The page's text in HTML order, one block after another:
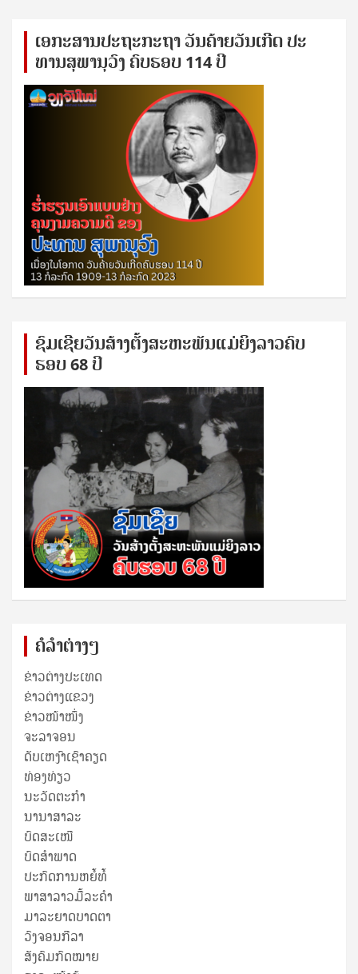
ເອ​ກະ​ສານ​ປະ​ຖະ​ກະ​ຖ​າ ວັນ​ຄ້າຍ​ວັນ​ເກີດ ປ​ະ​
ທານ​ສຸ​ພາ​ນຸ​ວົງ ຄົບ​ຮອບ 114 ປີ
ຊົ​ມ​ເຊີຍ​ວັນ​ສ້າງ​ຕັ້ງ​ສະ​ຫະ​ພັນ​ແມ່​ຍິງ​​ລາວຄົບ​
ຮອບ 68 ປິ
ຄໍລຳຕ່າງໆ
ຂ່າວຕ່າງປະເທດ
ຂ່າວ​ຕ່າງ​ແຂວງ
ຂ່າວໜ້າໜຶ່ງ
ຈະລາຈອນ
ດັບເຫງົາເຊົາຄຽດ
ທ່ອງທ່ຽວ
ນະວັດຕະກໍາ
ນານາສາລະ
ບົດສະເໜີ
ບົດສໍາພາດ
ປະກົດການຫຍໍ້ທໍ້
ພາສາລາວມື້ລະຄຳ
ມາລະຍາດບາດຕາ
ວົງຈອນກີລາ
ສັງຄົມກົດໝາຍ